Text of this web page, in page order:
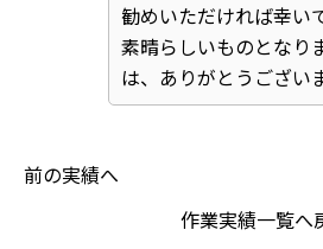
勧めいただければ幸い
素晴らしいものとなり
は、ありがとうござい
前の実績へ
作業実績一覧へ